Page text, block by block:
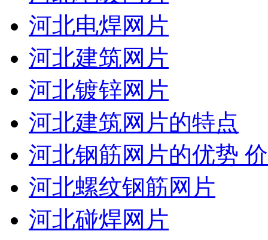
河北电焊网片
河北建筑网片
河北镀锌网片
河北建筑网片的特点
河北钢筋网片的优势
河北螺纹钢筋网片
河北碰焊网片